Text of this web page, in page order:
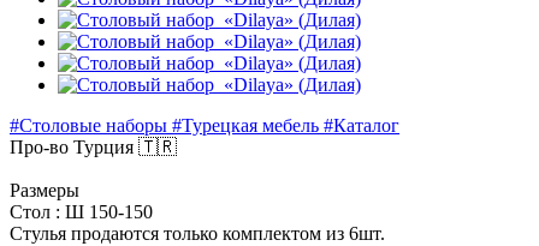
#Столовые наборы #Турецкая мебель #Каталог
Про-во Турция 🇹🇷
Размеры
Стол : Ш 150-150
Стулья продаются только комплектом из 6шт.